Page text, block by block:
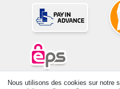
© Copyright 2026 | Tous droits réservés. -
Nous utilisons des cookies sur notre